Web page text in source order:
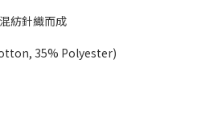
紡針織而成
35% Polyester)